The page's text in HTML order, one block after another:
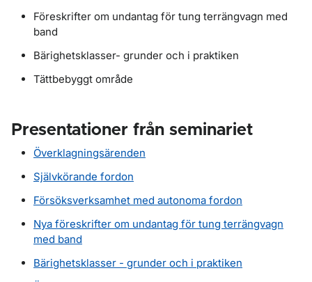
Föreskrifter om undantag för tung terrängvagn med
band
Bärighetsklasser- grunder och i praktiken
Tättbebyggt område
Presentationer från seminariet
Överklagningsärenden
Självkörande fordon
Försöksverksamhet med autonoma fordon
Nya föreskrifter om undantag för tung terrängvagn
med band
Bärighetsklasser - grunder och i praktiken